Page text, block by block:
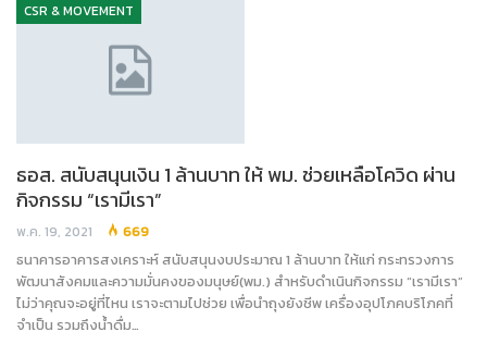
CSR & MOVEMENT
ธอส. สนับสนุนเงิน 1 ล้านบาท ให้ พม. ช่วยเหลือโควิด ผ่าน
กิจกรรม “เรามีเรา”
พ.ค. 19, 2021 669
ธนาคารอาคารสงเคราะห์ สนับสนุนงบประมาณ 1 ล้านบาท ให้แก่ กระทรวงการ
พัฒนาสังคมและความมั่นคงของมนุษย์(พม.) สำหรับดำเนินกิจกรรม “เรามีเรา”
ไม่ว่าคุณจะอยู่ที่ไหน เราจะตามไปช่วย เพื่อนำถุงยังชีพ เครื่องอุปโภคบริโภคที่
จำเป็น รวมถึงน้ำดื่ม…